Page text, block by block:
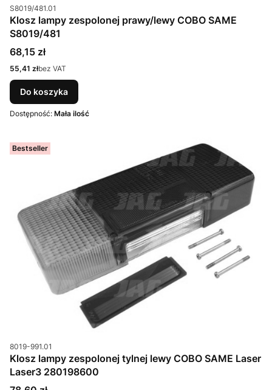
Kod produktu
S8019/481.01
Klosz lampy zespolonej prawy/lewy COBO SAME
S8019/481
Cena
68,15 zł
Cena
55,41 złbez VAT
Do koszyka
Dostępność: Mała ilość
Bestseller
Kod produktu
8019-991.01
Klosz lampy zespolonej tylnej lewy COBO SAME Laser
Laser3 280198600